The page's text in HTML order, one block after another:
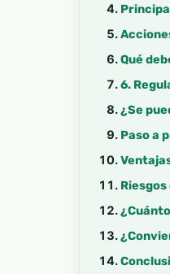
Qué
6.
¿Se
Paso a